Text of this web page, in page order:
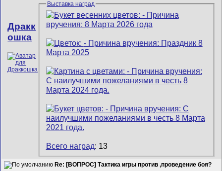
Дракк
ошка
Выставка наград
Всего наград: 13
Re: [ВОПРОС] Тактика игры против ,проведение боя?